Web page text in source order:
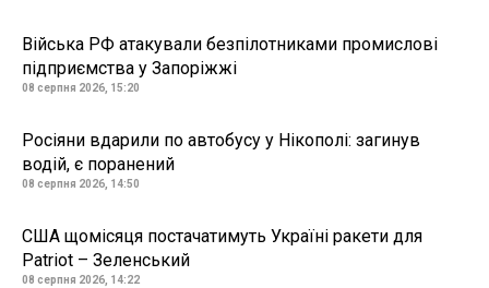
Війська РФ атакували безпілотниками промислові
підприємства у Запоріжжі
08 серпня 2026, 15:20
Росіяни вдарили по автобусу у Нікополі: загинув
водій, є поранений
08 серпня 2026, 14:50
США щомісяця постачатимуть Україні ракети для
Patriot – Зеленський
08 серпня 2026, 14:22